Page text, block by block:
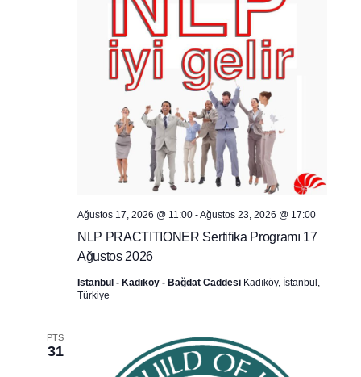
NLP PRACTITIONER Sertifika Programı 17
Ağustos 2026
Ağustos 17, 2026 @ 11:00-Ağustos 23, 2026 @ 17:00
Istanbul - Kadıköy - Bağdat Caddesi Kadıköy, İstanbul,
Türkiye
PTS
31